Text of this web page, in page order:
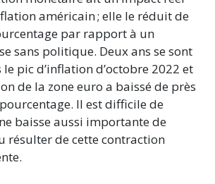
américain ; elle le réduit de
par rapport à un
sans politique. Deux ans se sont
pic d’inflation d’octobre 2022 et
de la zone euro a baissé de près
Il est difficile de
baisse aussi importante de
résulter de cette contraction